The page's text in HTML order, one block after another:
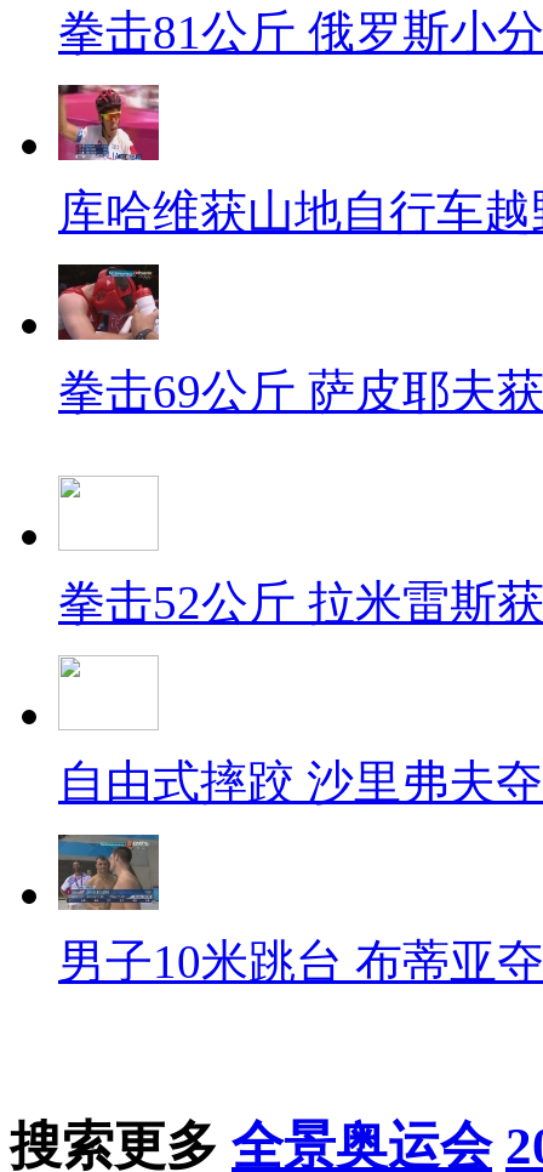
拳击81公斤 俄罗斯小
库哈维获山地自行车
拳击69公斤 萨皮耶夫
拳击52公斤 拉米雷斯
自由式摔跤 沙里弗夫
男子10米跳台 布蒂亚
搜索更多 全景奥运会